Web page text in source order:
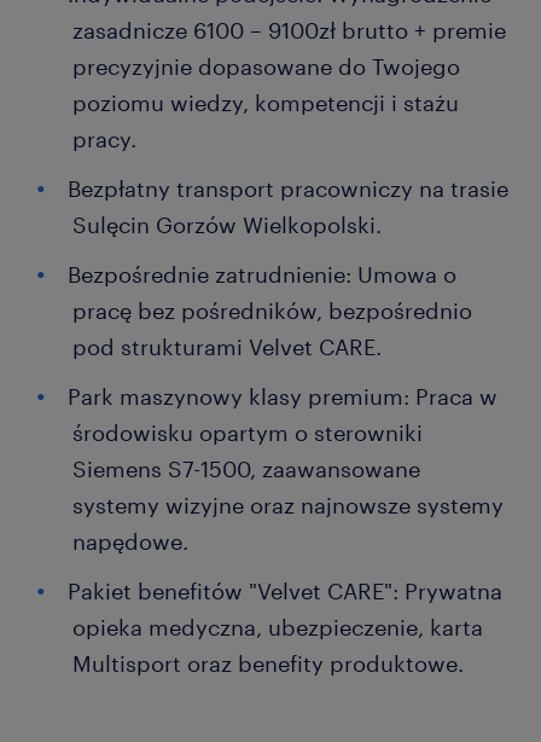
zasadnicze 6100 – 9100zł brutto + premie
precyzyjnie dopasowane do Twojego
poziomu wiedzy, kompetencji i stażu
pracy.
Bezpłatny transport pracowniczy na trasie
Sulęcin Gorzów Wielkopolski.
Bezpośrednie zatrudnienie: Umowa o
pracę bez pośredników, bezpośrednio
pod strukturami Velvet CARE.
Park maszynowy klasy premium: Praca w
środowisku opartym o sterowniki
Siemens S7-1500, zaawansowane
systemy wizyjne oraz najnowsze systemy
napędowe.
Pakiet benefitów "Velvet CARE": Prywatna
opieka medyczna, ubezpieczenie, karta
Multisport oraz benefity produktowe.